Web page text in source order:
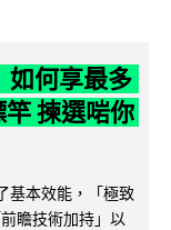
如何享最多
揀選啱你
基本效能，「極致
瞻技術加持」以